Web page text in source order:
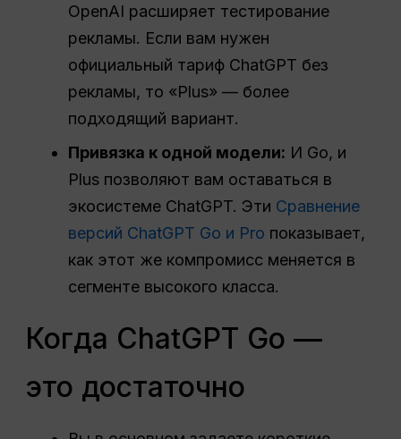
OpenAI расширяет тестирование
рекламы. Если вам нужен
официальный тариф ChatGPT без
рекламы, то «Plus» — более
подходящий вариант.
Привязка к одной модели: И Go, и
Plus позволяют вам оставаться в
экосистеме ChatGPT. Эти Сравнение
версий ChatGPT Go и Pro показывает,
как этот же компромисс меняется в
сегменте высокого класса.
Когда ChatGPT Go —
это достаточно